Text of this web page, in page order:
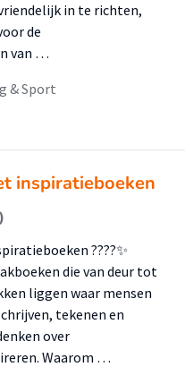
in te richten,
de
van …
& Sport
inspiratieboeken
????✨
die van deur tot
liggen waar mensen
tekenen en
over
Waarom …